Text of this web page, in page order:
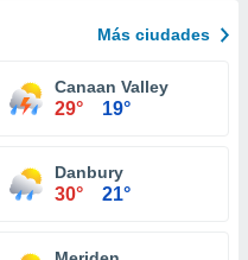
Más ciudades
Canaan Valley
29° 19°
Danbury
30° 21°